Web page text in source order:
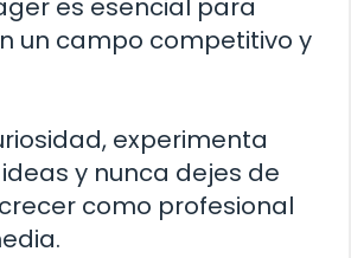
es esencial para
un campo competitivo y
experimenta
y nunca dejes de
como profesional